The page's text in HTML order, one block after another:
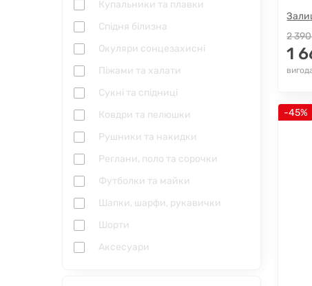
Купальники та плавки
Спідня білизна
Окуляри сонцезахисні
Піжами та халати
Сукні та спідниці
Ковдри та пелюшки
Рушники та накидки
Реглани, поло та сорочки
Футболки та майки
Шапки, шарфи, рукавички
Шорти
Аксесуари
2
1
-45%